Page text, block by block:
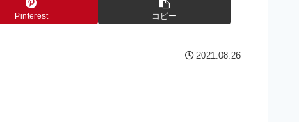
Pinterest コピー
2021.08.26